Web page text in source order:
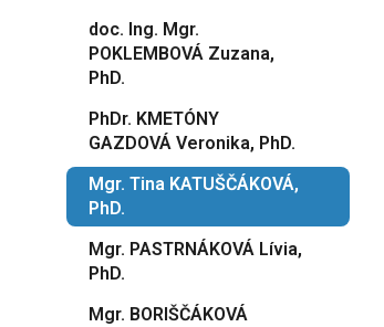
doc. Ing. Mgr.
POKLEMBOVÁ Zuzana,
PhD.
PhDr. KMETÓNY
GAZDOVÁ Veronika, PhD.
Mgr. Tina KATUŠČÁKOVÁ,
PhD.
Mgr. PASTRNÁKOVÁ Lívia,
PhD.
Mgr. BORIŠČÁKOVÁ